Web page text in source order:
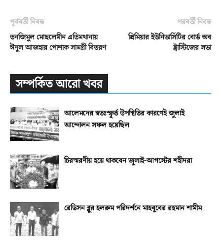
পূর্ববর্তী নিবন্ধ
তনজিমুল মোছলেমীন এতিমখানায়
ঈদুল আজহার পোশাক সামগ্রী বিতরণ
পরবর্তী নিবন্ধ
প্রিমিয়ার ইউনিভার্সিটির বোর্ড অব
ট্রাস্টিজের সভা
সম্পর্কিত আরো খবর
আলেমদের স্বতঃস্ফূর্ত উপস্থিতির কারণেই জুলাই
আন্দোলন সফল হয়েছিল
চিরস্মরণীয় হয়ে থাকবেন জুলাই-আগস্টের শহীদরা
রেডিসন ব্লুর হলরুম পরিদর্শনে মাহবুবের রহমান শামীম